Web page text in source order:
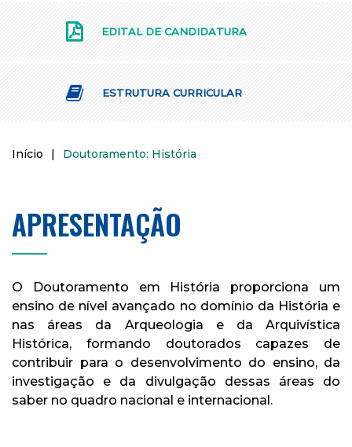
EDITAL DE CANDIDATURA
ESTRUTURA CURRICULAR
Início | Doutoramento: História
APRESENTAÇÃO
O Doutoramento em História proporciona um
ensino de nível avançado no domínio da História e
nas áreas da Arqueologia e da Arquivística
Histórica, formando doutorados capazes de
contribuir para o desenvolvimento do ensino, da
investigação e da divulgação dessas áreas do
saber no quadro nacional e internacional.